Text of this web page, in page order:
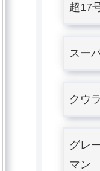
超17
スー
クウラ
グレ
マン